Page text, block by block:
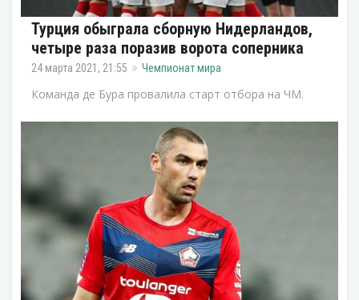
Турция обыграла сборную Нидерландов,
четыре раза поразив ворота соперника
24 марта 2021, 21:55 Чемпионат мира
Команда де Бура провалила старт отбора на ЧМ.